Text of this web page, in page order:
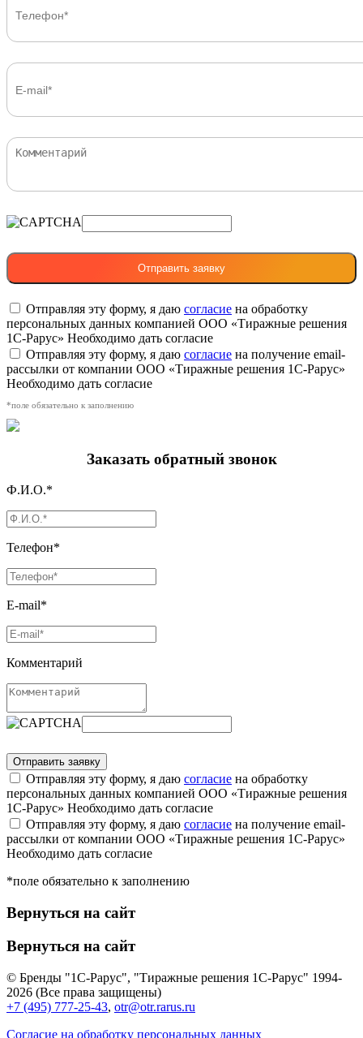
Отправляя эту форму, я даю согласие на обработку
персональных данных компанией ООО «Тиражные решения
1С-Рарус» Необходимо дать согласие
Отправляя эту форму, я даю согласие на получение email-
рассылки от компании ООО «Тиражные решения 1С-Рарус»
Необходимо дать согласие
*поле обязательно к заполнению
Заказать обратный звонок
Ф.И.О.*
Телефон*
E-mail*
Комментарий
Отправляя эту форму, я даю согласие на обработку
персональных данных компанией ООО «Тиражные решения
1С-Рарус» Необходимо дать согласие
Отправляя эту форму, я даю согласие на получение email-
рассылки от компании ООО «Тиражные решения 1С-Рарус»
Необходимо дать согласие
*поле обязательно к заполнению
Вернуться на сайт
Вернуться на сайт
© Бренды "1С-Рарус", "Тиражные решения 1С-Рарус" 1994-
2026 (Все права защищены)
+7 (495) 777-25-43, otr@otr.rarus.ru
Согласие на обработку персональных данных